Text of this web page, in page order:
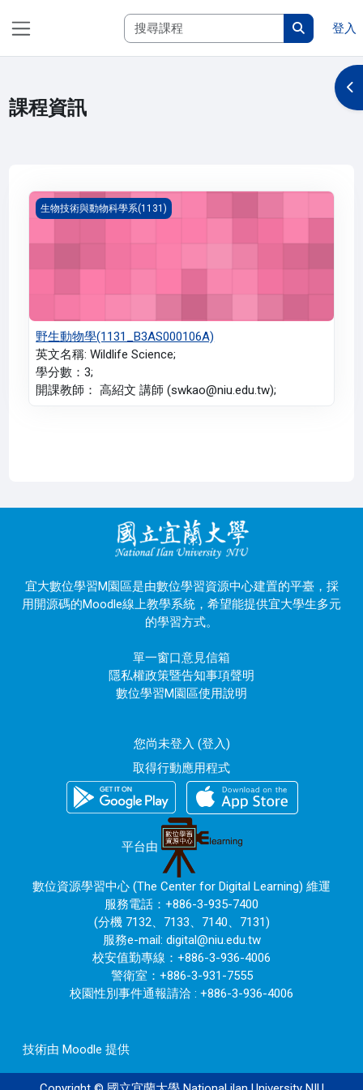
搜尋課程
搜尋課程
登入
課程資訊
開
野生動物學(1131_B3AS000106A)
生物技術與動物科學系(1131)
野生動物學(1131_B3AS000106A)
英文名稱: Wildlife Science;
學分數：3;
開課教師： 高紹文 講師 (swkao@niu.edu.tw);
宜大數位學習M園區是由數位學習資源中心建置的平臺，採
用開源碼的Moodle線上教學系統，希望能提供宜大學生多元
的學習方式。
單一窗口意見信箱
隱私權政策暨告知事項聲明
數位學習M園區使用說明
您尚未登入 (登入)
取得行動應用程式
平台由
數位資源學習中心 (The Center for Digital Learning) 維運
服務電話：+886-3-935-7400
(分機 7132、7133、7140、7131)
服務e-mail: digital@niu.edu.tw
校安值勤專線：+886-3-936-4006
警衛室：+886-3-931-7555
校園性別事件通報請洽 : +886-3-936-4006
技術由 Moodle 提供